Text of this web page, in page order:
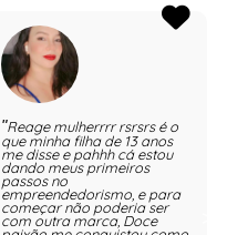
Reage mulherrrr rsrsrs é o
que minha filha de 13 anos
me disse e pahhh cá estou
dando meus primeiros
passos no
empreendedorismo, e para
começar não poderia ser
com outra marca, Doce